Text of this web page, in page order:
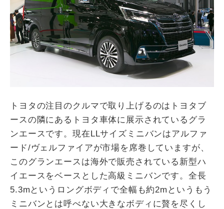
トヨタの注目のクルマで取り上げるのはトヨタブ
ースの隣にあるトヨタ車体に展示されているグラ
ンエースです。現在LLサイズミニバンはアルファ
ード/ヴェルファイアが市場を席巻していますが、
このグランエースは海外で販売されている新型ハ
イエースをベースとした高級ミニバンです。全長
5.3mというロングボディで全幅も約2mというもう
ミニバンとは呼べない大きなボディに贅を尽くし